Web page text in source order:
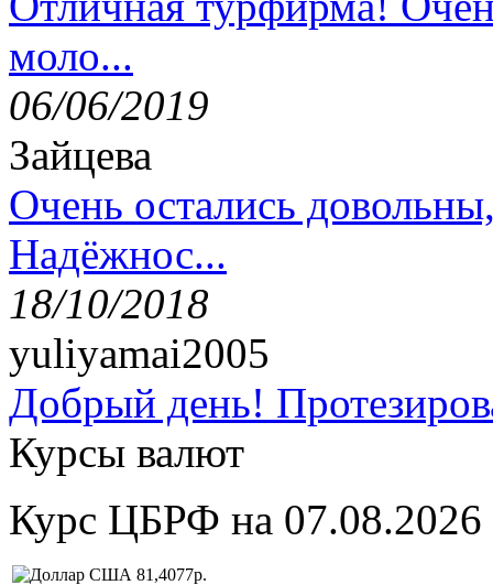
моло...
06/06/2019
Зайцева
Очень остались
Надёжнос...
18/10/2018
yuliyamai2005
Добрый день!
Курсы валют
Курс ЦБРФ на 07.08.2026
81,4077р.